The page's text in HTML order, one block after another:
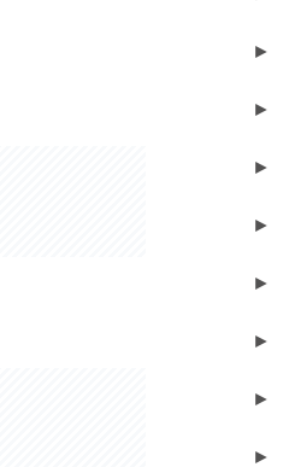
►
►
►
►
►
►
►
►